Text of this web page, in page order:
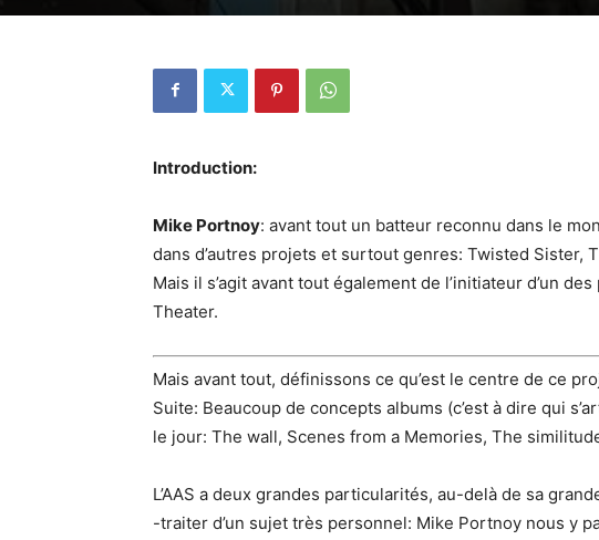
Introduction:
Mike Portnoy: avant tout un batteur reconnu dans le
dans d’autres projets et surtout genres: Twisted Sister,
Mais il s’agit avant tout également de l’initiateur d’un
Theater.
Mais avant tout, définissons ce qu’est le centre de ce
Suite: Beaucoup de concepts albums (c’est à dire qui
le jour: The wall, Scenes from a Memories, The
L’AAS a deux grandes particularités, au-delà de sa
-traiter d’un sujet très personnel: Mike Portnoy nous y